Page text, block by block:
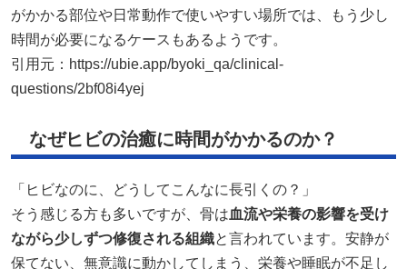
がかかる部位や日常動作で使いやすい場所では、もう少し
時間が必要になるケースもあるようです。
引用元： https://ubie.app/byoki_qa/clinical-
questions/2bf08i4yej
なぜヒビの治癒に時間がかかるのか？
「ヒビなのに、どうしてこんなに長引くの？」
そう感じる方も多いですが、骨は血流や栄養の影響を受け
ながら少しずつ修復される組織と言われています。安静が
保てない、無意識に動かしてしまう、栄養や睡眠が不足し